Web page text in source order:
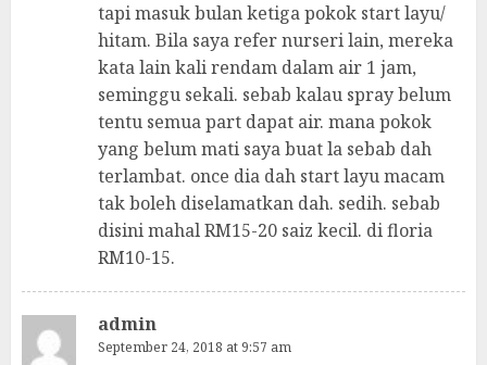
tapi masuk bulan ketiga pokok start layu/
hitam. Bila saya refer nurseri lain, mereka
kata lain kali rendam dalam air 1 jam,
seminggu sekali. sebab kalau spray belum
tentu semua part dapat air. mana pokok
yang belum mati saya buat la sebab dah
terlambat. once dia dah start layu macam
tak boleh diselamatkan dah. sedih. sebab
disini mahal RM15-20 saiz kecil. di floria
RM10-15.
admin
September 24, 2018 at 9:57 am